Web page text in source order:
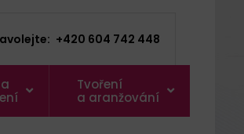
+420 604 742 448
Tvoření
a aranžování